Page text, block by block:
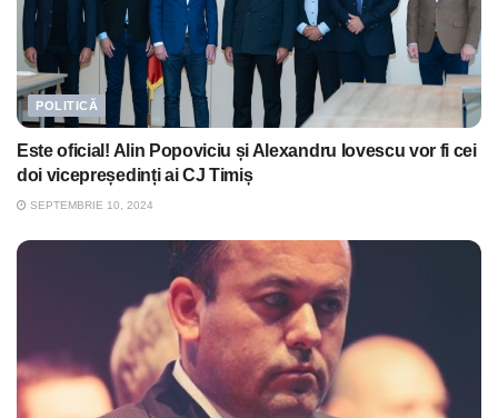
POLITICĂ
Este oficial! Alin Popoviciu și Alexandru Iovescu vor fi cei
doi vicepreședinți ai CJ Timiș
SEPTEMBRIE 10, 2024